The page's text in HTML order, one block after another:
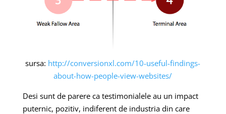
sursa: http://conversionxl.com/10-useful-findings-
about-how-people-view-websites/
Desi sunt de parere ca testimonialele au un impact
puternic, pozitiv, indiferent de industria din care